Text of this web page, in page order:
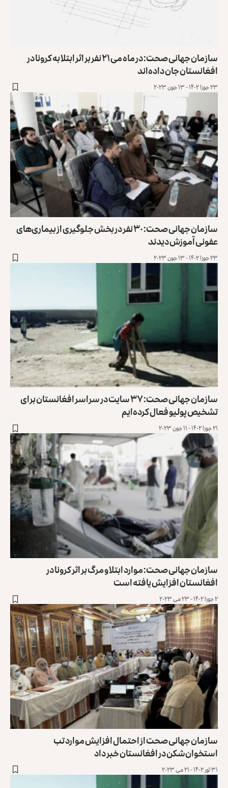
سازمان جهانی صحت: در ماه می ۲۱ نفر بر اثر ابتلا به کرونا در
افغانستان جان داده‌اند
۲۳ جوزا ۱۴۰۲ - ۱۳ جون ۲۰۲۳
سازمان جهانی صحت: ۳۰ نفر در بخش جلوگیری از بیماری‌های
عفونی آموزش دیدند
۲۳ جوزا ۱۴۰۲ - ۱۳ جون ۲۰۲۳
سازمان جهانی صحت: ۳۷ سایت در سراسر افغانستان برای
تشخیص پولیو فعال کرده‌ایم
۲۱ جوزا ۱۴۰۲ - ۱۱ جون ۲۰۲۳
سازمان جهانی صحت: موارد ابتلا و مرگ بر اثر کرونا در
افغانستان افزایش یافته است
۲ جوزا ۱۴۰۲ - ۲۳ می ۲۰۲۳
سازمان جهانی صحت از احتمال افزایش موارد تب
‌استخوان‌شکن در افغانستان خبر داد
۳۱ ثور ۱۴۰۲ - ۲۱ می ۲۰۲۳